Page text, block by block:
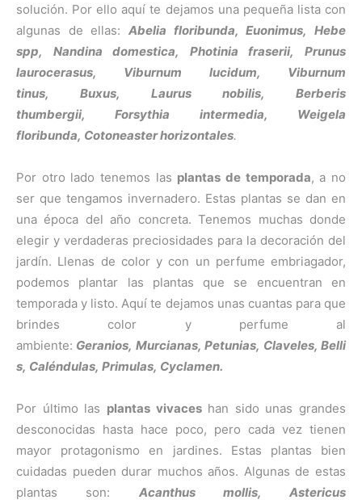
solución. Por ello aquí te dejamos una pequeña lista con
algunas de ellas: Abelia floribunda,Euonimus,Hebe
spp, Nandina domestica, Photinia fraserii,Prunus
laurocerasus, Viburnum lucidum, Viburnum
tinus, Buxus, Laurus nobilis, Berberis
thumbergii,Forsythia intermedia, Weigela
floribunda, Cotoneaster horizontales.
Por otro lado tenemos las plantas de temporada, a no
ser que tengamos invernadero. Estas plantas se dan en
una época del año concreta. Tenemos muchas donde
elegir y verdaderas preciosidades para la decoración del
jardín. Llenas de color y con un perfume embriagador,
podemos plantar las plantas que se encuentran en
temporada y listo. Aquí te dejamos unas cuantas para que
brindes color y perfume al
ambiente: Geranios, Murcianas,Petunias, Claveles,Belli
s, Caléndulas, Primulas, Cyclamen.
Por último las plantas vivaceshan sido unas grandes
desconocidas hasta hace poco, pero cada vez tienen
mayor protagonismo en jardines. Estas plantas bien
cuidadas pueden durar muchos años. Algunas de estas
plantas son: Acanthus mollis, Astericus